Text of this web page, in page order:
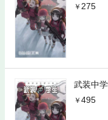
275
武装中
495